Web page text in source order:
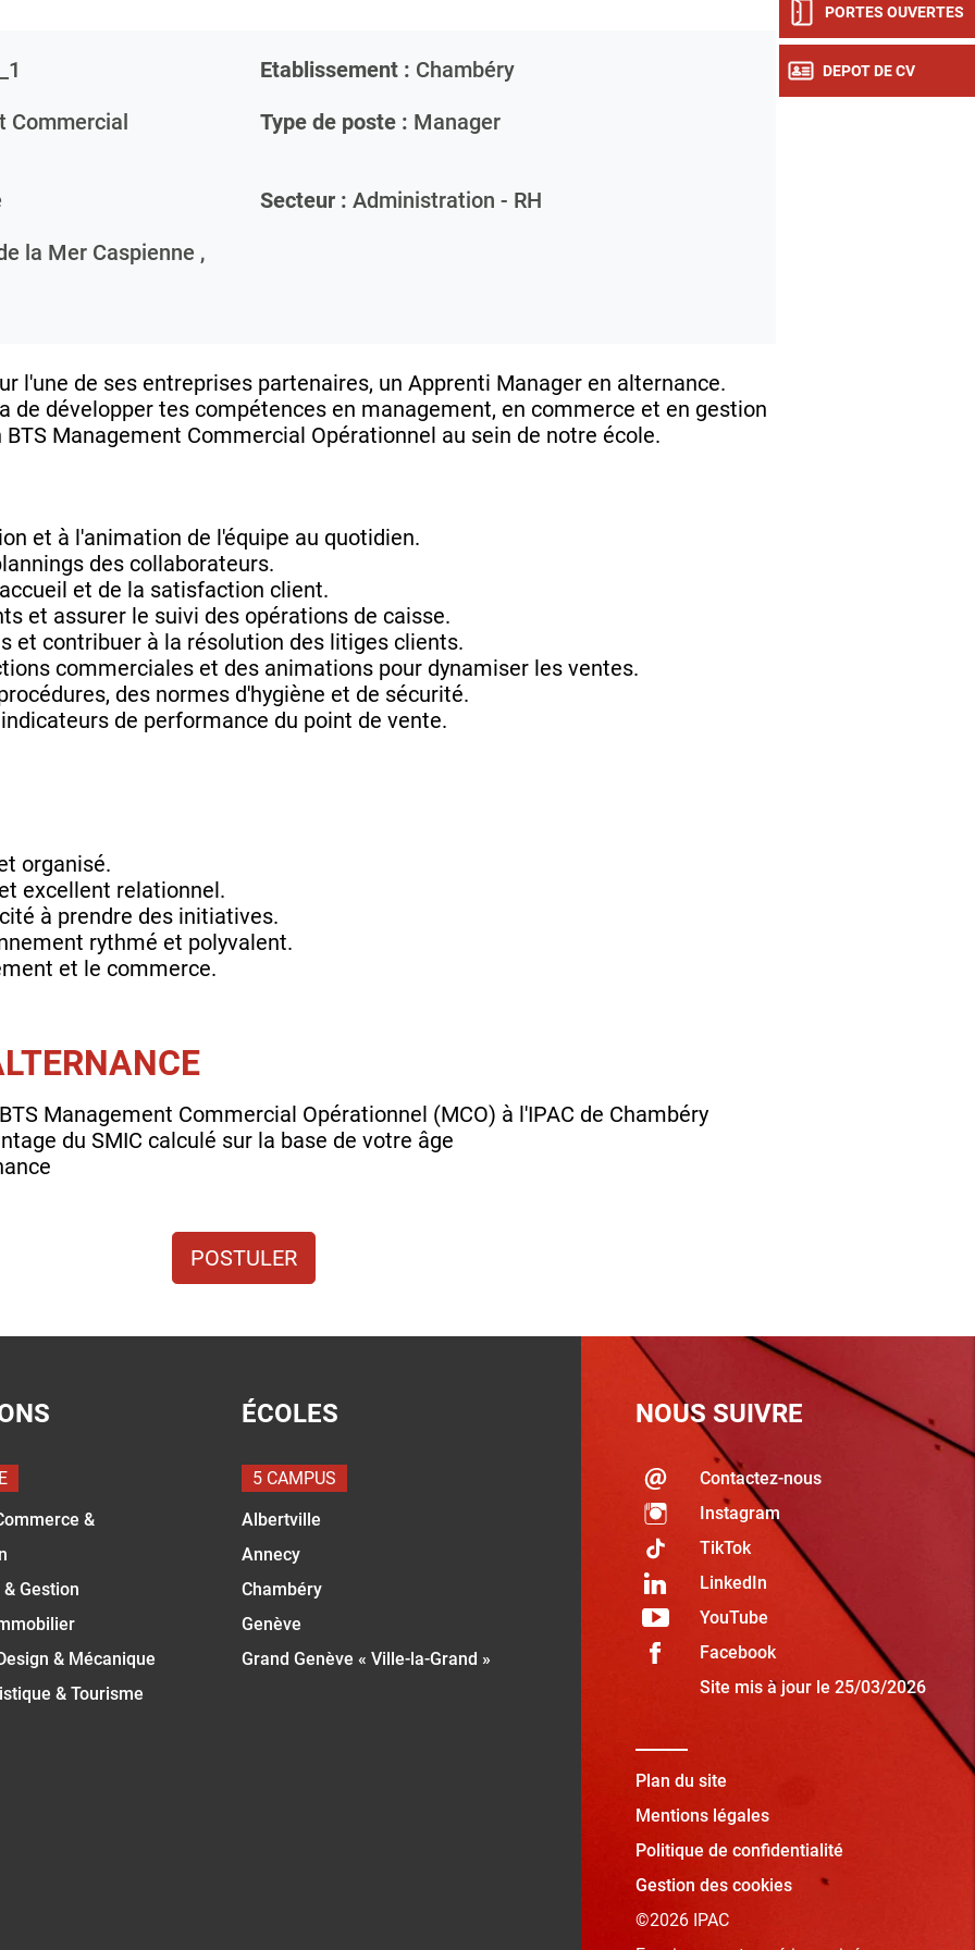
PORTES OUVERTES
DEPOT DE CV
Etablissement : Chambéry
Commercial
Type de poste : Manager
Secteur : Administration - RH
la Mer Caspienne ,
l'une de ses entreprises partenaires, un Apprenti Manager en alternance.
développer tes compétences en management, en commerce et en gestion
Management Commercial Opérationnel au sein de notre école.
et à l'animation de l'équipe au quotidien.
des collaborateurs.
et de la satisfaction client.
et assurer le suivi des opérations de caisse.
et contribuer à la résolution des litiges clients.
commerciales et des animations pour dynamiser les ventes.
des normes d'hygiène et de sécurité.
de performance du point de vente.
organisé.
excellent relationnel.
à prendre des initiatives.
rythmé et polyvalent.
et le commerce.
Management Commercial Opérationnel (MCO) à l'IPAC de Chambéry
du SMIC calculé sur la base de votre âge
POSTULER
&
Gestion
& Mécanique
& Tourisme
ÉCOLES
5 CAMPUS
Albertville
Annecy
Chambéry
Genève
Grand Genève « Ville-la-Grand »
NOUS SUIVRE
Contactez-nous
Instagram
TikTok
LinkedIn
YouTube
Facebook
Site mis à jour le 25/03/2026
Plan du site
Mentions légales
Politique de confidentialité
Gestion des cookies
©2026 IPAC